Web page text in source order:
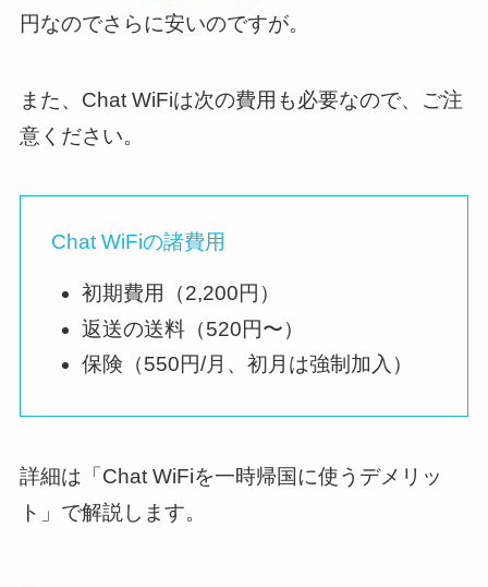
円なのでさらに安いのですが。
また、Chat WiFiは次の費用も必要なので、ご注
意ください。
Chat WiFiの諸費用
初期費用（2,200円）
返送の送料（520円〜）
保険（550円/月、初月は強制加入）
詳細は「Chat WiFiを一時帰国に使うデメリッ
ト」で解説します。